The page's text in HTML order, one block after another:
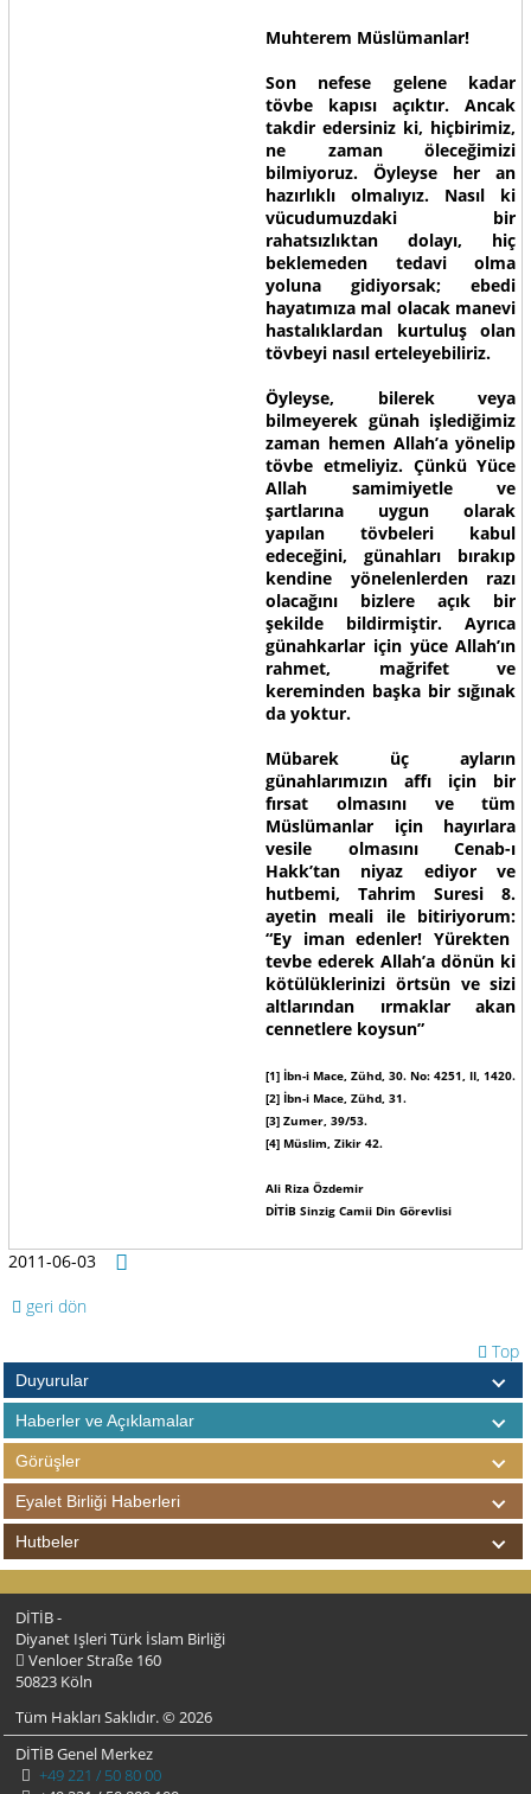
Muhterem Müslümanlar!
Son nefese gelene kadar
tövbe kapısı açıktır. Ancak
takdir edersiniz ki, hiçbirimiz,
ne zaman öleceğimizi
bilmiyoruz. Öyleyse her an
hazırlıklı olmalıyız. Nasıl ki
vücudumuzdaki bir
rahatsızlıktan dolayı, hiç
beklemeden tedavi olma
yoluna gidiyorsak; ebedi
hayatımıza mal olacak manevi
hastalıklardan kurtuluş olan
tövbeyi nasıl erteleyebiliriz.
Öyleyse, bilerek veya
bilmeyerek günah işlediğimiz
zaman hemen Allah’a yönelip
tövbe etmeliyiz. Çünkü Yüce
Allah samimiyetle ve
şartlarına uygun olarak
yapılan tövbeleri kabul
edeceğini, günahları bırakıp
kendine yönelenlerden razı
olacağını bizlere açık bir
şekilde bildirmiştir. Ayrıca
günahkarlar için yüce Allah’ın
rahmet, mağrifet ve
kereminden başka bir sığınak
da yoktur.
Mübarek üç ayların
günahlarımızın affı için bir
fırsat olmasını ve tüm
Müslümanlar için hayırlara
vesile olmasını Cenab-ı
Hakk’tan niyaz ediyor ve
hutbemi, Tahrim Suresi 8.
ayetin meali ile bitiriyorum:
“Ey iman edenler! Yürekten
tevbe ederek Allah’a dönün ki
kötülüklerinizi örtsün ve sizi
altlarından ırmaklar akan
cennetlere koysun”
[1] İbn-i Mace, Zühd, 30. No: 4251, II, 1420.
[2] İbn-i Mace, Zühd, 31.
[3] Zumer, 39/53.
[4] Müslim, Zikir 42.
Ali Riza Özdemir
DİTİB Sinzig Camii Din Görevlisi
2011-06-03
geri dön
Top
Duyurular
Haberler ve Açıklamalar
Görüşler
Eyalet Birliği Haberleri
Hutbeler
DİTİB -
Diyanet Işleri Türk İslam Birliği
Venloer Straße 160
50823 Köln
Tüm Hakları Saklıdır. © 2026
DİTİB Genel Merkez
+49 221 / 50 80 00